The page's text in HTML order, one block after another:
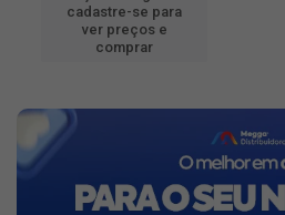
cadastre-se para
ver preços e
comprar